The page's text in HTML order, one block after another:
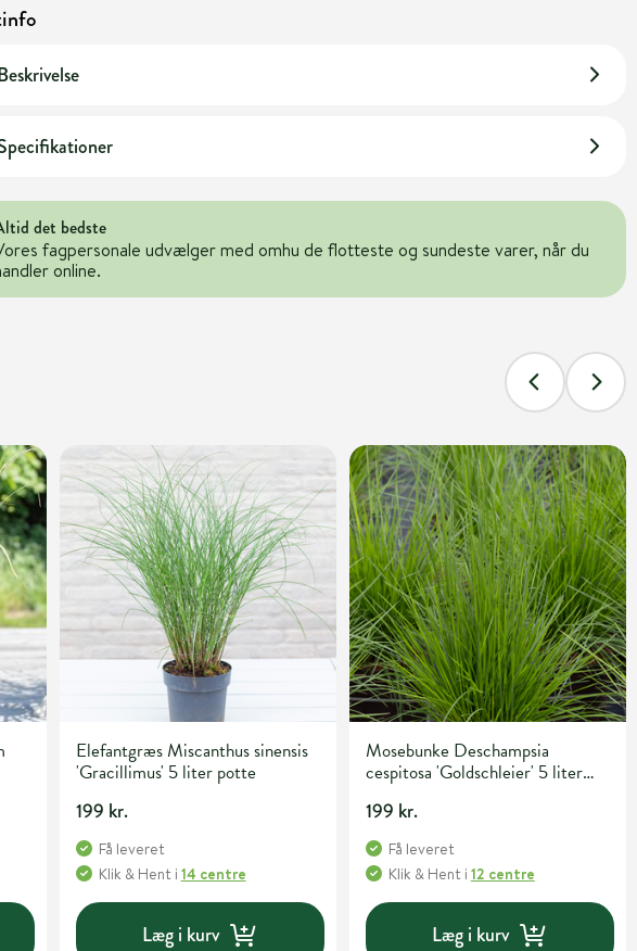
det bedste
fagpersonale udvælger med omhu de flotteste og sundeste varer, når du
online.
Elefantgræs Miscanthus sinensis
'Gracillimus' 5 liter potte
199 kr.
Få leveret
Klik & Hent i 14 centre
Læg i kurv
Mosebunke Deschampsia
cespitosa 'Goldschleier' 5 liter
199 kr.
Få leveret
Klik & Hent i 12 centre
Læg i kurv